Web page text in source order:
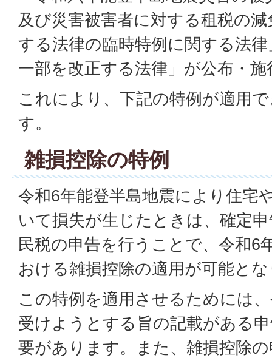
及び災害被害者に対する租税の
する法律の臨時特例に関する法
一部を改正する法律」が公布・
これにより、下記の特例が適用
す。
雑損控除の特例
令和6年能登半島地震により住宅
いて損失が生じたときは、確定
民税の申告を行うことで、令和6
おける雑損控除の適用が可能と
この特例を適用させるためには
受けようとする旨の記載がある
要があります。また、雑損控除